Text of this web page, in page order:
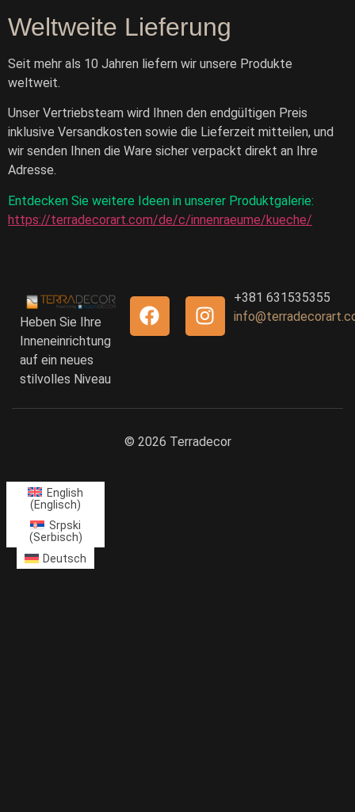
Weltweite Lieferung
Seit mehr als 10 Jahren liefern wir unsere Produkte
weltweit.
Unser Vertriebsteam wird Ihnen den endgültigen Preis
inklusive Versandkosten sowie die Lieferzeit mitteilen, und
wir senden Ihnen die Ware sicher verpackt direkt an Ihre
Adresse.
Entdecken Sie weitere Ideen in unserer Produktgalerie:
https://terradecorart.com/de/c/innenraeume/kueche/
Heben Sie Ihre
Inneneinrichtung
auf ein neues
stilvolles Niveau
+381 631535355
© 2026 Terradecor
English
(Englisch)
Srpski
(Serbisch)
Deutsch